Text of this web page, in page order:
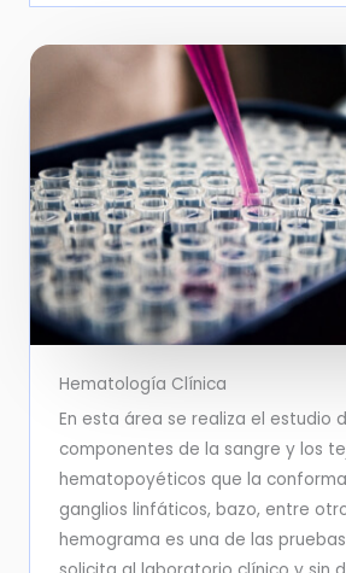
Hematología Clínica
En esta área se realiza el estudio
componentes de la sangre y los
hematopoyéticos que la
ganglios linfáticos, bazo, entre
hemograma es una de las